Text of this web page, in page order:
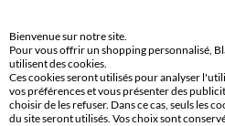
sous 30 jours avec Mondial
Service clients
par chat et par téléphone
de 8h00 à 20h00 du lundi
Bienvenue sur notre site.
Pour vous offrir un shopping personnalisé,
utilisent des cookies.
Ces cookies seront utilisés pour analyser
vos préférences et vous présenter des
choisir de les refuser. Dans ce cas, seuls les
du site seront utilisés. Vos choix sont